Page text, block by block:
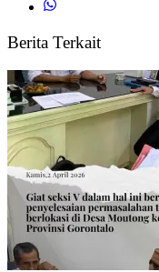
Berita Terkait